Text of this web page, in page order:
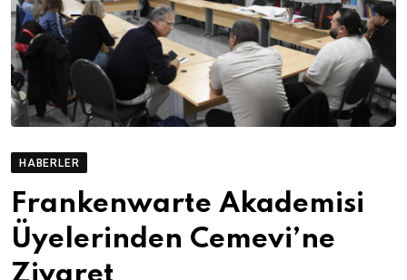
HABERLER
Frankenwarte Akademisi
Üyelerinden Cemevi’ne